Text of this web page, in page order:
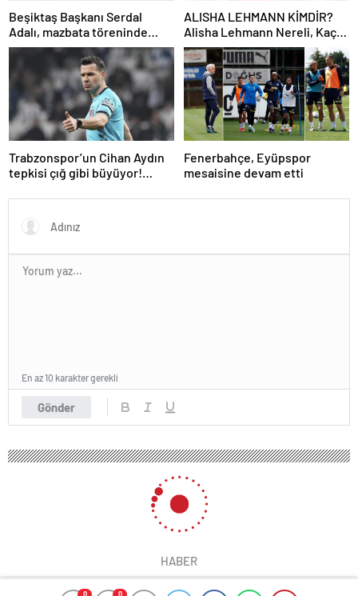
0 0
Beşiktaş Başkanı Serdal
Adalı, mazbata töreninde
konuştu: Gün istikrar
ALISHA LEHMANN KİMDİR?
Alisha Lehmann Nereli, Kaç
Yaşında, Hangi Takımda
Oynuyor?
Trabzonspor’un Cihan Aydın
tepkisi çığ gibi büyüyor!
Fenerbahçe, Eyüpspor
mesaisine devam etti
Gönder
En az 10 karakter gerekli
HABER